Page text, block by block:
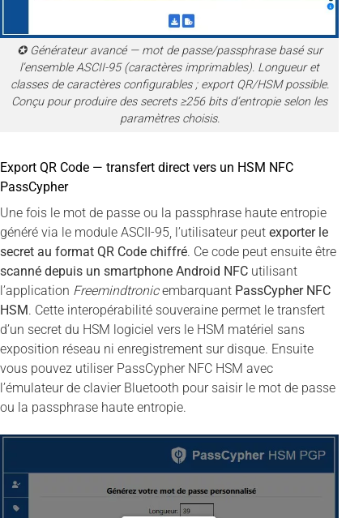
✪ Générateur avancé — mot de passe/passphrase basé sur
l’ensemble ASCII-95 (caractères imprimables). Longueur et
classes de caractères configurables ; export QR/HSM possible.
Conçu pour produire des secrets ≥256 bits d’entropie selon les
paramètres choisis.
Export QR Code — transfert direct vers un HSM NFC
PassCypher
Une fois le mot de passe ou la passphrase haute entropie
généré via le module ASCII-95, l’utilisateur peut exporter le
secret au format QR Code chiffré. Ce code peut ensuite être
scanné depuis un smartphone Android NFC utilisant
l’application Freemindtronicembarquant PassCypher NFC
HSM. Cette interopérabilité souveraine permet le transfert
d’un secret du HSM logiciel vers le HSM matériel sans
exposition réseau ni enregistrement sur disque. Ensuite
vous pouvez utiliser PassCypher NFC HSM avec
l’émulateur de clavier Bluetooth pour saisir le mot de passe
ou la passphrase haute entropie.